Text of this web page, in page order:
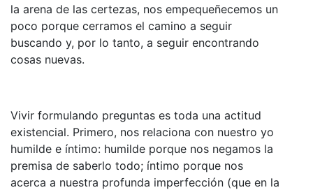
la arena de las certezas, nos empequeñecemos un
poco porque cerramos el camino a seguir
buscando y, por lo tanto, a seguir encontrando
cosas nuevas.
Vivir formulando preguntas es toda una actitud
existencial. Primero, nos relaciona con nuestro yo
humilde e íntimo: humilde porque nos negamos la
premisa de saberlo todo; íntimo porque nos
acerca a nuestra profunda imperfección (que en la